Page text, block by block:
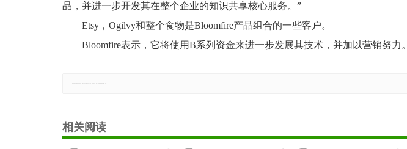
品，并进一步开发其在整个企业的知识共享核心服务。”
Etsy，Ogilvy和整个食物是Bloomfire产品组合的一些客户。
Bloomfire表示，它将使用B系列资金来进一步发展其技术，并加以营销努力。
相关阅读